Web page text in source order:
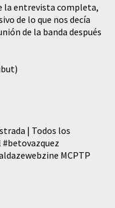
la entrevista completa,
de lo que nos decía
de la banda después
| Todos los
#betovazquez
MCPTP